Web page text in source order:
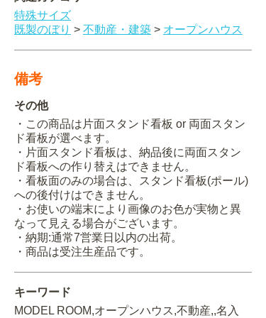
特殊サイズ
既製のぼり > 不動産・建築 > オープンハウス
備考
その他
・この商品は片面スタンド看板 or 両面スタン
ド看板が選べます。
・片面スタンド看板は、納品後に両面スタン
ド看板への作り替えはできません。
・看板面のみの場合は、スタンド看板(ポール)
への後付けはできません。
・お使いの端末により画像のお色が実物と異
なって見える場合がございます。
・納期:通常7営業日以内の出荷。
・商品は受注生産品です。
キーワード
MODEL ROOM,オープンハウス,不動産,,名入